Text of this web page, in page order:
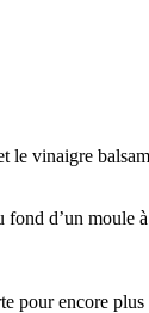
le vinaigre
d’un moule
pour encore plus